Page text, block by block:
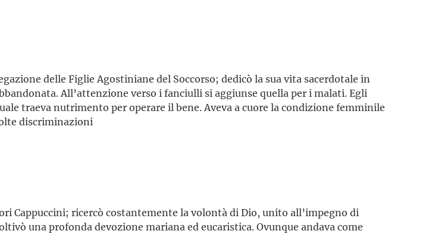
delle Figlie Agostiniane del Soccorso; dedicò la sua vita sacerdotale in
All’attenzione verso i fanciulli si aggiunse quella per i malati. Egli
traeva nutrimento per operare il bene. Aveva a cuore la condizione femminile
discriminazioni
Cappuccini; ricercò costantemente la volontà di Dio, unito all’impegno di
una profonda devozione mariana ed eucaristica. Ovunque andava come